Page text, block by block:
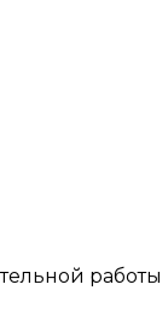
работы